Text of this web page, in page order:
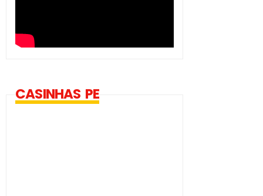
CASINHAS PE